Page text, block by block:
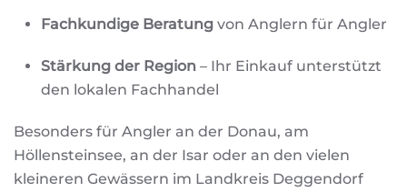
Fachkundige Beratung von Anglern für Angler
Stärkung der Region – Ihr Einkauf unterstützt
den lokalen Fachhandel
Besonders für Angler an der Donau, am
Höllensteinsee, an der Isar oder an den vielen
kleineren Gewässern im Landkreis Deggendorf